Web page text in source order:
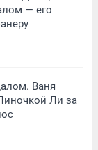
— его
Ваня
Ли за